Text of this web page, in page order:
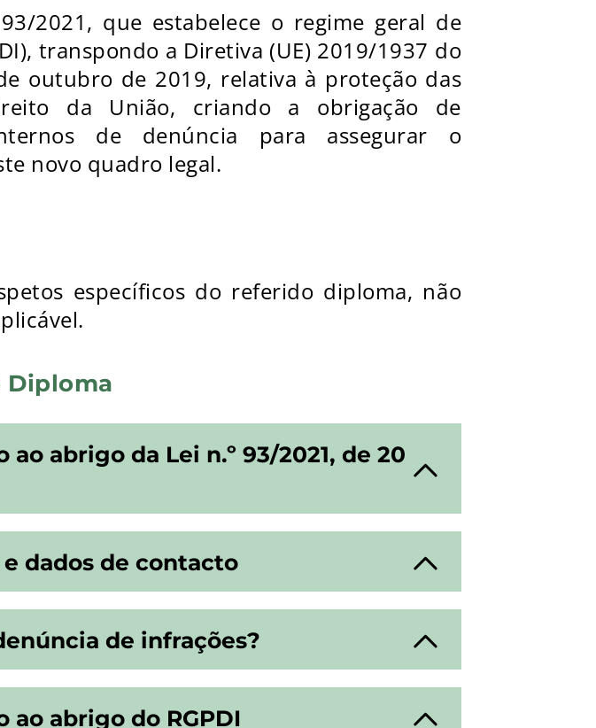
2021, que estabelece o regime geral de
transpondo a Diretiva (UE) 2019/1937 do
outubro de 2019, relativa à proteção das
da União, criando a obrigação de
de denúncia para assegurar o
novo quadro legal.
específicos do referido diploma, não
Diploma
abrigo da Lei n.º 93/2021, de 20
dados de contacto
de infrações?
abrigo do RGPDI